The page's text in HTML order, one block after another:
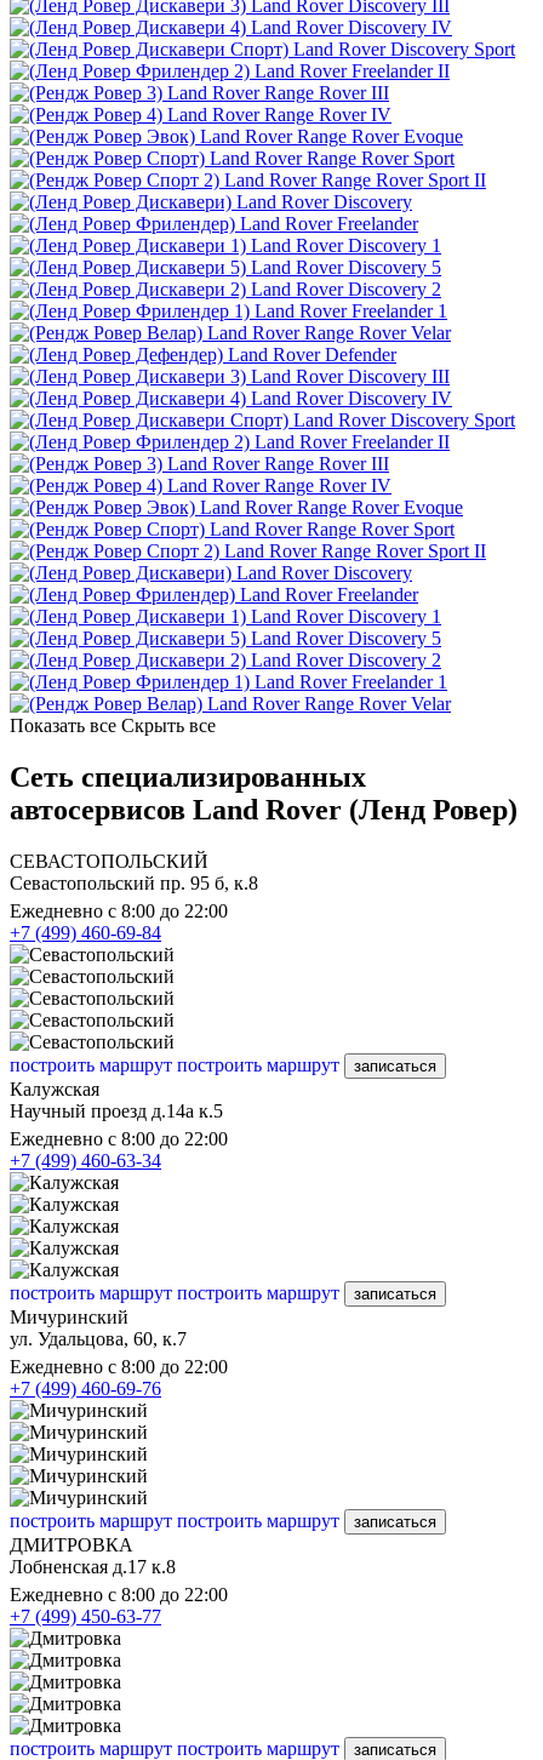
Land Rover Discovery III
Land Rover Discovery IV
Land Rover Discovery Sport
Land Rover Freelander II
Land Rover Range Rover III
Land Rover Range Rover IV
Land Rover Range Rover Evoque
Land Rover Range Rover Sport
Land Rover Range Rover Sport II
Land Rover Discovery
Land Rover Freelander
Land Rover Discovery 1
Land Rover Discovery 5
Land Rover Discovery 2
Land Rover Freelander 1
Land Rover Range Rover Velar
Land Rover Defender
Land Rover Discovery III
Land Rover Discovery IV
Land Rover Discovery Sport
Land Rover Freelander II
Land Rover Range Rover III
Land Rover Range Rover IV
Land Rover Range Rover Evoque
Land Rover Range Rover Sport
Land Rover Range Rover Sport II
Land Rover Discovery
Land Rover Freelander
Land Rover Discovery 1
Land Rover Discovery 5
Land Rover Discovery 2
Land Rover Freelander 1
Land Rover Range Rover Velar
Показать все Скрыть все
Сеть специализированных
автосервисов Land Rover (Ленд Ровер)
СЕВАСТОПОЛЬСКИЙ
Севастопольский пр. 95 б, к.8
Ежедневно с 8:00 до 22:00
+7 (499) 460-69-84
построить маршрут построить маршрут записаться
Калужская
Научный проезд д.14а к.5
Ежедневно с 8:00 до 22:00
+7 (499) 460-63-34
построить маршрут построить маршрут записаться
Мичуринский
ул. Удальцова, 60, к.7
Ежедневно с 8:00 до 22:00
+7 (499) 460-69-76
построить маршрут построить маршрут записаться
ДМИТРОВКА
Лобненская д.17 к.8
Ежедневно с 8:00 до 22:00
+7 (499) 450-63-77
построить маршрут построить маршрут записаться